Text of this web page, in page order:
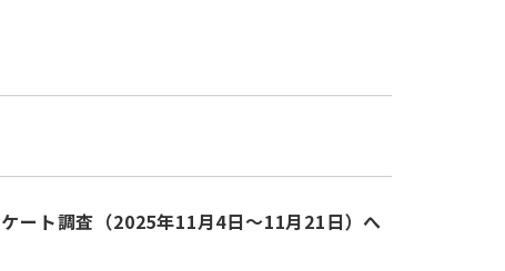
ート調査（2025年11月4日～11月21日）へ